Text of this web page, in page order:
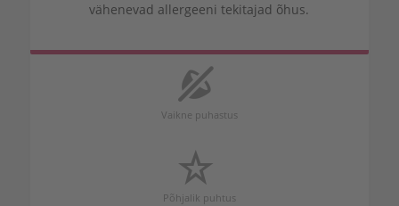
vähenevad allergeeni tekitajad õhus.
Vaikne puhastus
Põhjalik puhtus